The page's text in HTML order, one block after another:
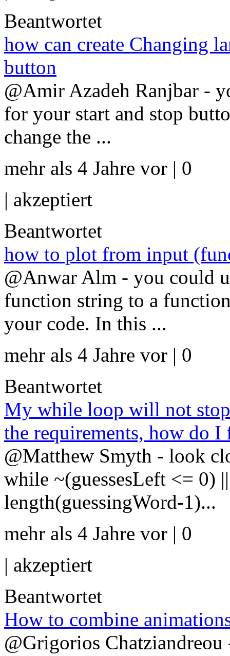
Beantwortet
how can create Changing
button
@Amir Azadeh Ranjbar -
for your start and stop
change the ...
mehr als 4 Jahre vor | 0
| akzeptiert
Beantwortet
how to plot from input
@Anwar Alm - you could
function string to a
your code. In this ...
mehr als 4 Jahre vor | 0
Beantwortet
My while loop will not
the requirements, how do I
@Matthew Smyth - look
while ~(guessesLeft <= 0)
length(guessingWord-1)...
mehr als 4 Jahre vor | 0
| akzeptiert
Beantwortet
How to combine
@Grigorios